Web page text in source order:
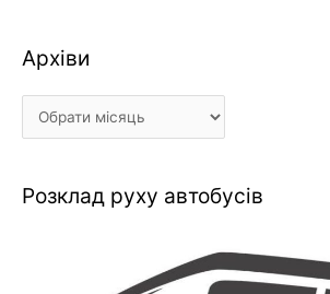
Архіви
Архіви
Розклад руху автобусів